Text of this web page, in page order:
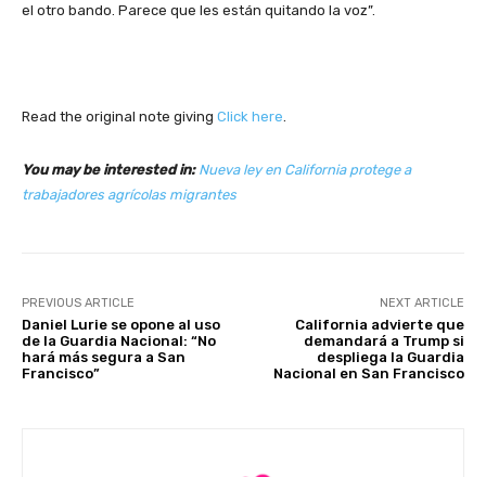
el otro bando. Parece que les están quitando la voz”.
Read the original note giving Click here
You may be interested in: Nueva ley en California protege a
trabajadores agrícolas migrantes
PREVIOUS ARTICLE
Daniel Lurie se opone al uso
de la Guardia Nacional: “No
hará más segura a San
Francisco”
NEXT ARTICLE
California advierte que
demandará a Trump si
despliega la Guardia
Nacional en San Francisco